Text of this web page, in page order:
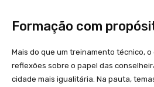
Formação com
Mais do que um treinamento técnico,
reflexões sobre o papel das
cidade mais igualitária. Na pauta,